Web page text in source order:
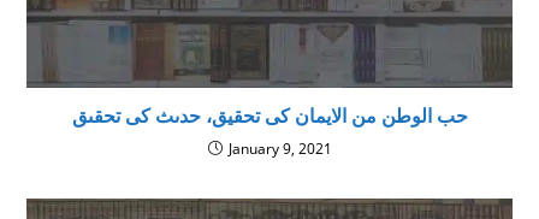
حب الوطن من الایمان کی تحقیق، حدىث كى تحقىق
January 9, 2021